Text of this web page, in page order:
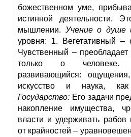
божественном уме,
истинной деятельности.
мышлении. Учение о душе
уровня: 1. Вегетативный –
Чувственный –
только о человеке.
развивающийся:
искусство и наука,
Государство: Его задачи
накопление имущества,
власти и удерживать
от крайностей –